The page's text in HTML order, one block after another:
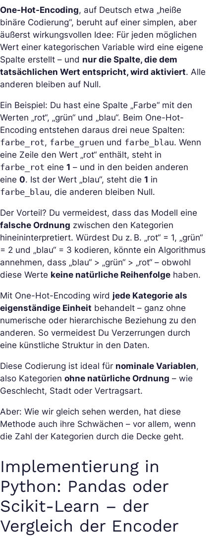
One-Hot-Encoding, auf Deutsch etwa „heiße
binäre Codierung“, beruht auf einer simplen, aber
äußerst wirkungsvollen Idee: Für jeden möglichen
Wert einer kategorischen Variable wird eine eigene
Spalte erstellt – und nur die Spalte, die dem
tatsächlichen Wert entspricht, wird aktiviert. Alle
anderen bleiben auf Null.
Ein Beispiel: Du hast eine Spalte „Farbe“ mit den
Werten „rot“, „grün“ und „blau“. Beim One-Hot-
Encoding entstehen daraus drei neue Spalten:
farbe_rot, farbe_gruen und farbe_blau. Wenn
eine Zeile den Wert „rot“ enthält, steht in
farbe_rot eine 1 – und in den beiden anderen
eine 0. Ist der Wert „blau“, steht die 1 in
farbe_blau, die anderen bleiben Null.
Der Vorteil? Du vermeidest, dass das Modell eine
falsche Ordnung zwischen den Kategorien
hineininterpretiert. Würdest Du z. B. „rot“ = 1, „grün“
= 2 und „blau“ = 3 kodieren, könnte ein Algorithmus
annehmen, dass „blau“ > „grün“ > „rot“ – obwohl
diese Werte keine natürliche Reihenfolge haben.
Mit One-Hot-Encoding wird jede Kategorie als
eigenständige Einheit behandelt – ganz ohne
numerische oder hierarchische Beziehung zu den
anderen. So vermeidest Du Verzerrungen durch
eine künstliche Struktur in den Daten.
Diese Codierung ist ideal für nominale Variablen,
also Kategorien ohne natürliche Ordnung – wie
Geschlecht, Stadt oder Vertragsart.
Aber: Wie wir gleich sehen werden, hat diese
Methode auch ihre Schwächen – vor allem, wenn
die Zahl der Kategorien durch die Decke geht.
Implementierung in
Python: Pandas oder
Scikit-Learn – der
Vergleich der Encoder